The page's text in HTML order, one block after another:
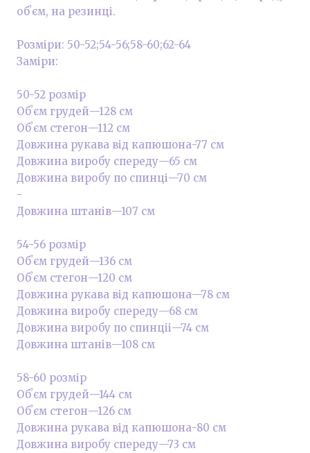
обʼєм, на резинці.
Розміри: 50-52;54-56;58-60;62-64
Заміри:
50-52 розмір
Обʼєм грудей—128 см
Обʼєм стегон—112 см
Довжина рукава від капюшона-77 см
Довжина виробу спереду—65 см
Довжина виробу по спинці—70 см
-
Довжина штанів—107 см
54-56 розмір
Обʼєм грудей—136 см
Обʼєм стегон—120 см
Довжина рукава від капюшона—78 см
Довжина виробу спереду—68 см
Довжина виробу по спинціі—74 см
Довжина штанів—108 см
58-60 розмір
Обʼєм грудей—144 см
Обʼєм стегон—126 см
Довжина рукава від капюшона-80 см
Довжина виробу спереду—73 см